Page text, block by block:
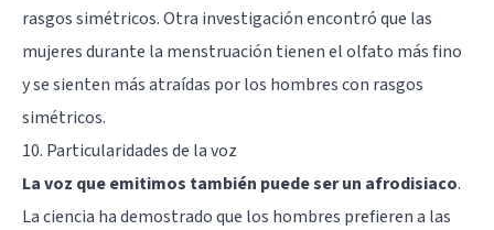
rasgos simétricos. Otra investigación encontró que las
mujeres durante la menstruación tienen el olfato más fino
y se sienten más atraídas por los hombres con rasgos
simétricos.
10. Particularidades de la voz
La voz que emitimos también puede ser un afrodisiaco.
La ciencia ha demostrado que los hombres prefieren a las